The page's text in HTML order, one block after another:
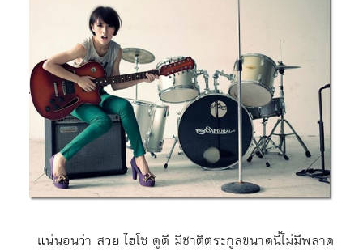
แน่นอนว่า สวย ไฮโซ ดูดี มีชาติตระกูลขนาดนี้ไม่มีพลาด